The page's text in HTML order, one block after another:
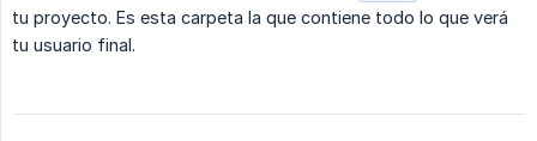
tu proyecto. Es esta carpeta la que contiene todo lo que verá
tu usuario final.